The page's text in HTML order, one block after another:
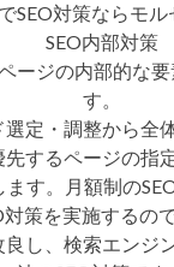
SEO対策ならモル
SEO内部対策
ージの内部的な要
す。
選定・調整から全
先するページの指
す。月額制の
対策を実施するの
し、検索エンジ